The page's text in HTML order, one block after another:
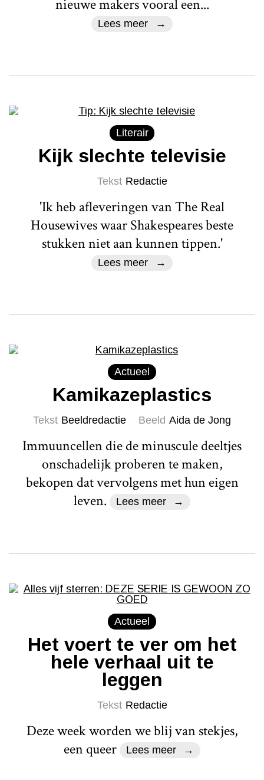
nieuwe makers vooral een...
Lees meer
Literair
Kijk slechte televisie
Tekst Redactie
'Ik heb afleveringen van The Real
Housewives waar Shakespeares beste
stukken niet aan kunnen tippen.'
Lees meer
Actueel
Kamikazeplastics
Tekst Beeldredactie Beeld Aida de Jong
Immuuncellen die de minuscule deeltjes
onschadelijk proberen te maken,
bekopen dat vervolgens met hun eigen
leven.
Lees meer
Actueel
Het voert te ver om het
hele verhaal uit te
leggen
Tekst Redactie
Deze week worden we blij van stekjes,
een queer
Lees meer